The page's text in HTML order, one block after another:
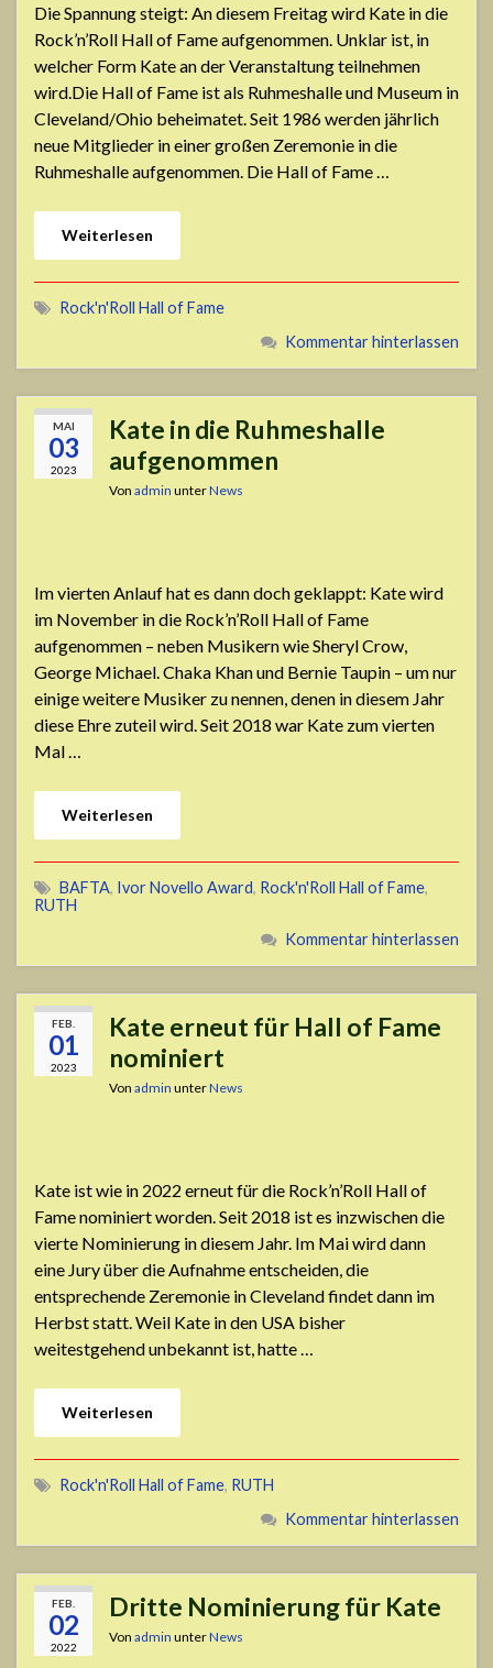
Die Spannung steigt: An diesem Freitag wird Kate in die
Rock’n’Roll Hall of Fame aufgenommen. Unklar ist, in
welcher Form Kate an der Veranstaltung teilnehmen
wird.Die Hall of Fame ist als Ruhmeshalle und Museum in
Cleveland/Ohio beheimatet. Seit 1986 werden jährlich
neue Mitglieder in einer großen Zeremonie in die
Ruhmeshalle aufgenommen. Die Hall of Fame …
Weiterlesen
Rock'n'Roll Hall of Fame
Kommentar hinterlassen
MAI
03
2023
Kate in die Ruhmeshalle
aufgenommen
Von admin unterNews
Im vierten Anlauf hat es dann doch geklappt: Kate wird
im November in die Rock’n’Roll Hall of Fame
aufgenommen – neben Musikern wie Sheryl Crow,
George Michael. Chaka Khan und Bernie Taupin – um nur
einige weitere Musiker zu nennen, denen in diesem Jahr
diese Ehre zuteil wird. Seit 2018 war Kate zum vierten
Mal …
Weiterlesen
BAFTA, Ivor Novello Award, Rock'n'Roll Hall of Fame,
RUTH
Kommentar hinterlassen
FEB.
01
2023
Kate erneut für Hall of Fame
nominiert
Von admin unterNews
Kate ist wie in 2022 erneut für die Rock’n’Roll Hall of
Fame nominiert worden. Seit 2018 ist es inzwischen die
vierte Nominierung in diesem Jahr. Im Mai wird dann
eine Jury über die Aufnahme entscheiden, die
entsprechende Zeremonie in Cleveland findet dann im
Herbst statt. Weil Kate in den USA bisher
weitestgehend unbekannt ist, hatte …
Weiterlesen
Rock'n'Roll Hall of Fame, RUTH
Kommentar hinterlassen
FEB.
02
2022
Dritte Nominierung für Kate
Von admin unterNews